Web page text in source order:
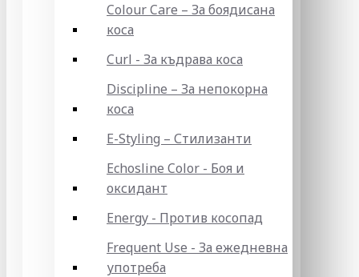
Colour Care – За боядисана
коса
Curl - За къдрава коса
Discipline – За непокорна
коса
E-Styling – Стилизанти
Echosline Color - Боя и
оксидант
Energy - Против косопад
Frequent Use - За ежедневна
употреба